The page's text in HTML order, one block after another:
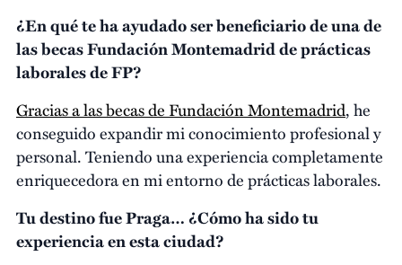
¿En qué te ha ayudado ser beneficiario de una de
las becas Fundación Montemadrid de prácticas
laborales de FP?
Gracias a lasbecas de Fundación Montemadrid, he
conseguido expandir mi conocimiento profesional y
personal. Teniendo una experiencia completamente
enriquecedora en mi entorno de prácticas laborales.
Tu destino fue Praga… ¿Cómo ha sido tu
experiencia en esta ciudad?